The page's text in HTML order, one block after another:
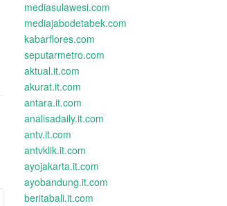
mediasulawesi.com
mediajabodetabek.com
kabarflores.com
seputarmetro.com
aktual.it.com
akurat.it.com
antara.it.com
analisadaily.it.com
antv.it.com
antvklik.it.com
ayojakarta.it.com
ayobandung.it.com
beritabali.it.com